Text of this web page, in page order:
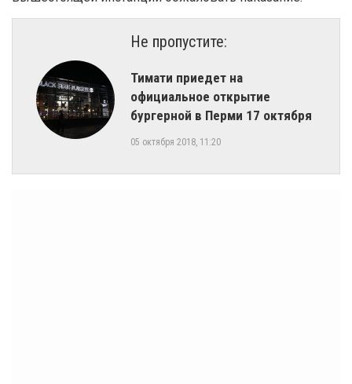
Не пропустите:
Тимати приедет на
официальное открытие
бургерной в Перми 17 октября
05 октября 2018, 11:20